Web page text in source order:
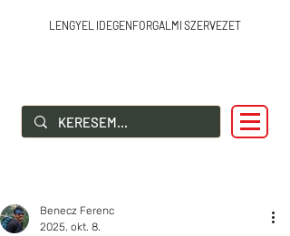
LENGYEL IDEGENFORGALMI SZERVEZET
SZIA LENGYELORSZÁG!
Benecz Ferenc
2025. okt. 8.